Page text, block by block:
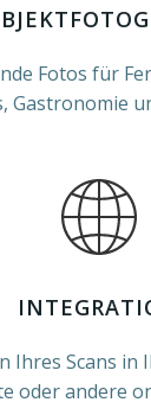
Fotos für
Gastronomie
Ihres Scans in
oder andere